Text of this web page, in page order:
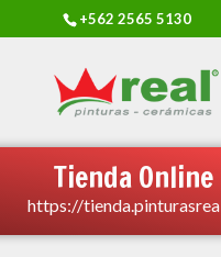
+562 2565 5130
Tienda Online
https://